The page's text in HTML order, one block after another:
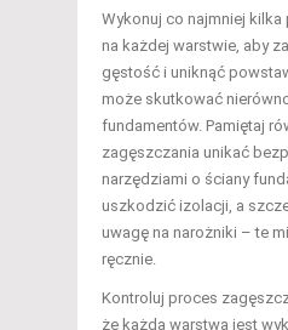
Wykonuj co najmniej
na każdej warstwie, aby
gęstość i uniknąć
może skutkować
fundamentów. Pamiętaj
zagęszczania unikać
narzędziami o ściany
uszkodzić izolacji, a
uwagę na narożniki – te
ręcznie.
Kontroluj proces
że każda warstwa jest